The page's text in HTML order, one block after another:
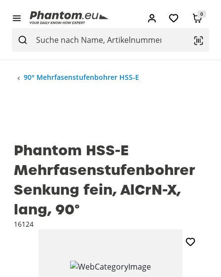
0
90° Mehrfasenstufenbohrer HSS-E
Phantom HSS-E
Mehrfasenstufenbohrer
Senkung fein, AlCrN-X,
lang, 90°
16124